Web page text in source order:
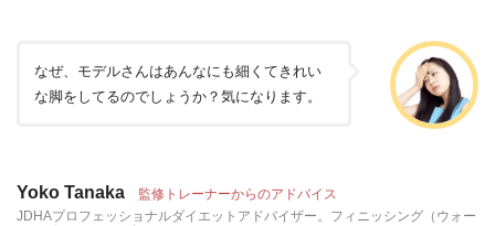
なぜ、モデルさんはあんなにも細くてきれい
な脚をしてるのでしょうか？気になります。
Yoko Tanaka 監修トレーナーからのアドバイス
JDHAプロフェッショナルダイエットアドバイザー。フィニッシング（ウォー